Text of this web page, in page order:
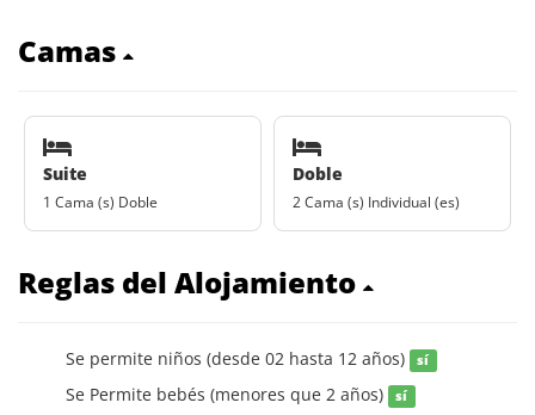
Camas
Suite
1 Cama (s) Doble
Doble
2 Cama (s) Individual (es)
Reglas del Alojamiento
Se permite niños (desde 02 hasta 12 años) sí
Se Permite bebés (menores que 2 años) sí